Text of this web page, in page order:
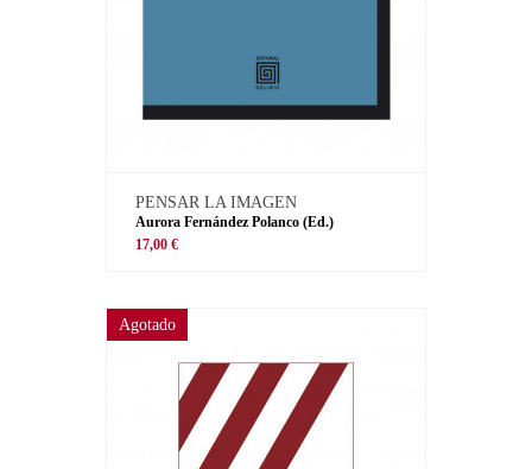
PENSAR LA IMAGEN
Aurora Fernández Polanco (Ed.)
17,00 €
Agotado